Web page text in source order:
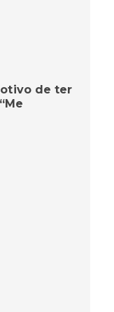
de ter